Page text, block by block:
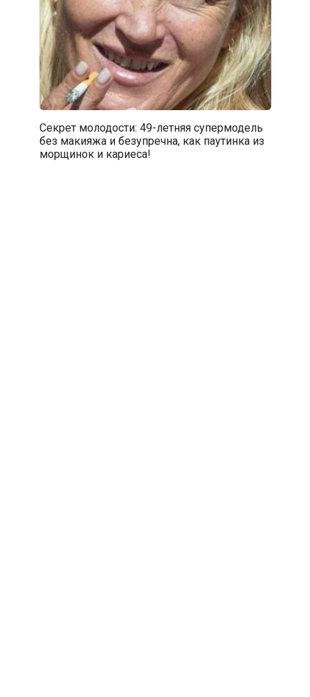
Секрет молодости: 49-летняя супермодель
без макияжа и безупречна, как паутинка из
морщинок и кариеса!